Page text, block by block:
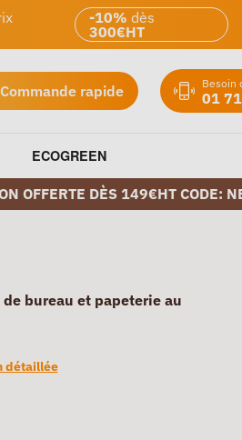
-10% dès
300€HT
Commande rapide Besoin
01
ECOGREEN
OFFERTE DÈS 149€HT CODE:
bureau et papeterie au
détaillée